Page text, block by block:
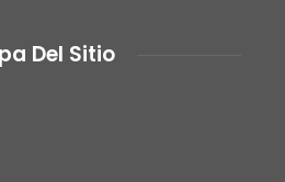
Del Sitio